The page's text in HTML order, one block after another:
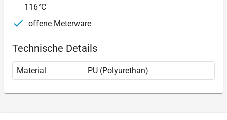
116°C
offene Meterware
Technische Details
Material PU (Polyurethan)